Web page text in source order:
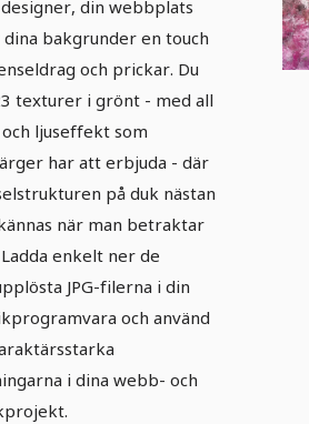
din webbplats
bakgrunder en touch
och prickar. Du
texturer i grönt - med all
ljuseffekt som
har att erbjuda - där
på duk nästan
när man betraktar
enkelt ner de
JPG-filerna i din
och använd
i dina webb- och